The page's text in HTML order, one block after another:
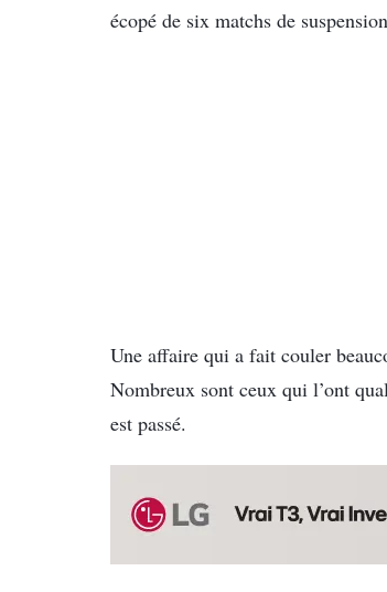
écopé de six matchs de
Une affaire qui a fait couler
Nombreux sont ceux qui l’ont
est passé.